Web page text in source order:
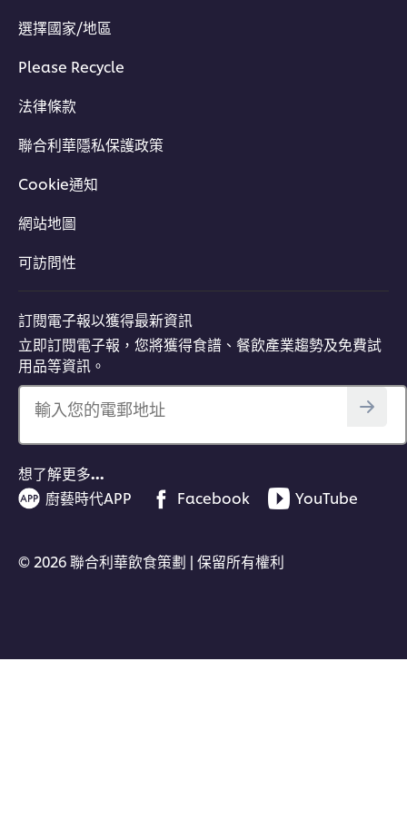
選擇國家/地區
Please Recycle
法律條款
聯合利華隱私保護政策
Cookie通知
網站地圖
可訪問性
訂閱電子報以獲得最新資訊
立即訂閱電子報，您將獲得食譜、餐飲產業趨勢及免費試
用品等資訊。
輸入您的電郵地址
想了解更多…
廚藝時代APP
Facebook YouTube
© 2026 聯合利華飲食策劃 | 保留所有權利